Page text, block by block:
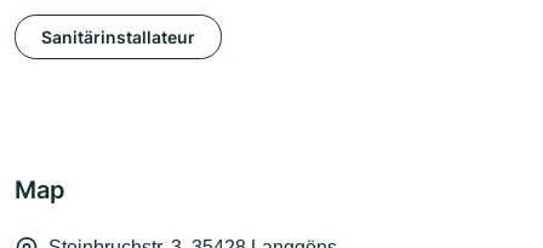
Sanitärinstallateur
Map